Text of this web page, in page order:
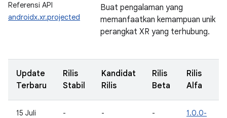
Referensi API
androidx.xr.projected
Buat pengalaman yang
memanfaatkan kemampuan unik
perangkat XR yang terhubung.
Update
Terbaru
Rilis
Stabil
Kandidat
Rilis
Rilis
Beta
Rilis
Alfa
15 Juli
- - -
1.0.0-